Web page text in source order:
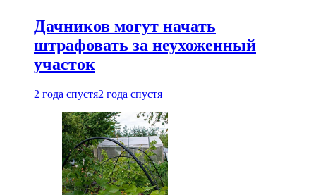
Дачников могут начать
штрафовать за неухоженный
участок
2 года спустя2 года спустя